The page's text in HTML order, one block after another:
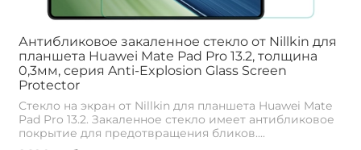
Антибликовое закаленное стекло от Nillkin для
планшета Huawei Mate Pad Pro 13.2, толщина
0,3мм, серия Anti-Explosion Glass Screen
Protector
Стекло на экран от Nillkin для планшета Huawei Mate
Pad Pro 13.2. Закаленное стекло имеет антибликовое
покрытие для предотвращения бликов....